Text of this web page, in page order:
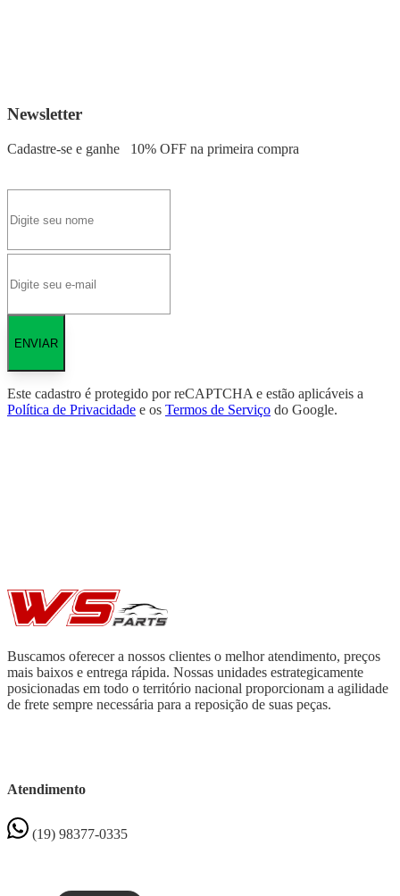
Newsletter
Cadastre-se e ganhe 10% OFF na primeira compra
ENVIAR
Este cadastro é protegido por reCAPTCHA e estão aplicáveis a
Política de Privacidade e os Termos de Serviço do Google.
Buscamos oferecer a nossos clientes o melhor atendimento, preços
mais baixos e entrega rápida. Nossas unidades estrategicamente
posicionadas em todo o território nacional proporcionam a agilidade
de frete sempre necessária para a reposição de suas peças.
Atendimento
(19) 98377-0335